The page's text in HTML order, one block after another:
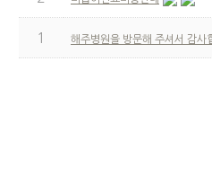
1 해주병원을 방문해 주셔서 감사